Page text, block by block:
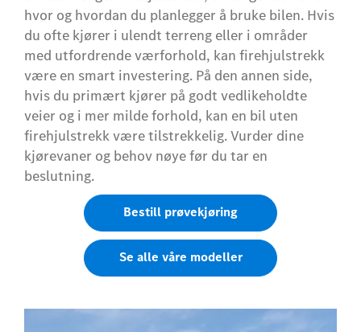
hvor og hvordan du planlegger å bruke bilen. Hvis
du ofte kjører i ulendt terreng eller i områder
med utfordrende værforhold, kan firehjulstrekk
være en smart investering. På den annen side,
hvis du primært kjører på godt vedlikeholdte
veier og i mer milde forhold, kan en bil uten
firehjulstrekk være tilstrekkelig. Vurder dine
kjørevaner og behov nøye før du tar en
beslutning.
Bestill prøvekjøring
Se alle våre modeller